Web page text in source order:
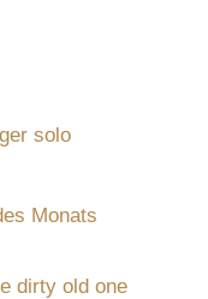
solo
Monats
dirty old one